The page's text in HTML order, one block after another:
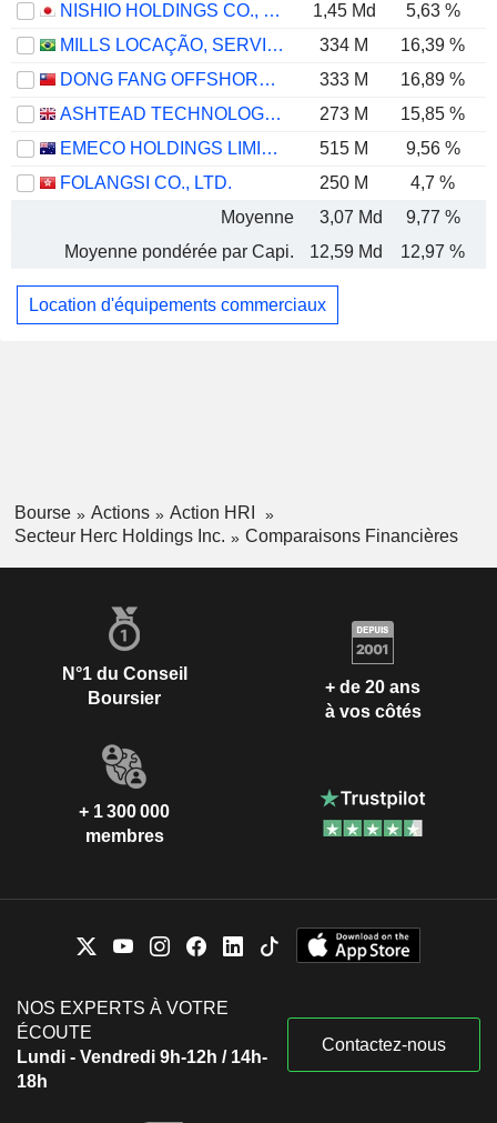
NISHIO HOLDINGS CO., LTD.
1,45 Md 5,63 %
MILLS LOCAÇÃO, SERVIÇOS E LOGÍSTICA S.A.
334 M 16,39 %
DONG FANG OFFSHORE CO., LTD.
333 M 16,89 %
ASHTEAD TECHNOLOGY HOLDINGS PLC
273 M 15,85 %
EMECO HOLDINGS LIMITED
515 M 9,56 %
FOLANGSI CO., LTD.
250 M 4,7 %
Moyenne
3,07 Md 9,77 %
Moyenne pondérée par Capi.
12,59 Md 12,97 %
Location d'équipements commerciaux
Bourse Actions
Action HRI
Secteur Herc Holdings Inc.
Comparaisons Financières
N°1 du Conseil
Boursier
+ de 20 ans
à vos côtés
+ 1 300 000
membres
NOS EXPERTS À VOTRE
ÉCOUTE
Lundi - Vendredi 9h-12h / 14h-
18h
Contactez-nous